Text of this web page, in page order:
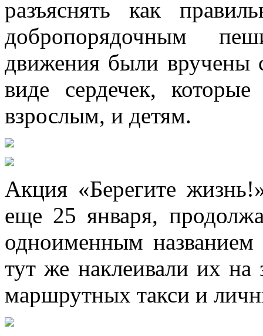
разъяснять как
добропорядочным
движения были вручены
виде сердечек,
взрослым, и детям.
Акция «Берегите
еще 25 января,
одноименным названием
тут же наклеивали их на
маршрутных такси и